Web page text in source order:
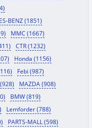
BENZ (1851)
MMC (1667)
CTR (1232)
Honda (1156)
Febi (987)
MAZDA (908)
BMW (819)
Lemforder (788)
PARTS-MALL (598)